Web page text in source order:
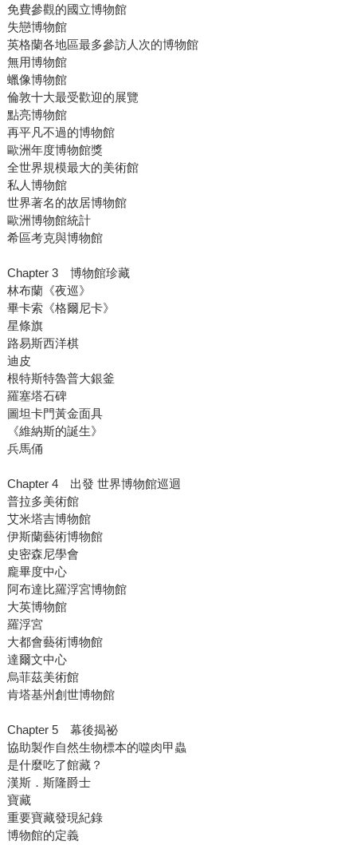
免費參觀的國立博物館
失戀博物館
英格蘭各地區最多參訪人次的博物館
無用博物館
蠟像博物館
倫敦十大最受歡迎的展覽
點亮博物館
再平凡不過的博物館
歐洲年度博物館獎
全世界規模最大的美術館
私人博物館
世界著名的故居博物館
歐洲博物館統計
希區考克與博物館
Chapter 3 博物館珍藏
林布蘭《夜巡》
畢卡索《格爾尼卡》
星條旗
路易斯西洋棋
迪皮
根特斯特魯普大銀釜
羅塞塔石碑
圖坦卡門黃金面具
《維納斯的誕生》
兵馬俑
Chapter 4 出發 世界博物館巡迴
普拉多美術館
艾米塔吉博物館
伊斯蘭藝術博物館
史密森尼學會
龐畢度中心
阿布達比羅浮宮博物館
大英博物館
羅浮宮
大都會藝術博物館
達爾文中心
烏菲茲美術館
肯塔基州創世博物館
Chapter 5 幕後揭祕
協助製作自然生物標本的噬肉甲蟲
是什麼吃了館藏？
漢斯．斯隆爵士
寶藏
重要寶藏發現紀錄
博物館的定義